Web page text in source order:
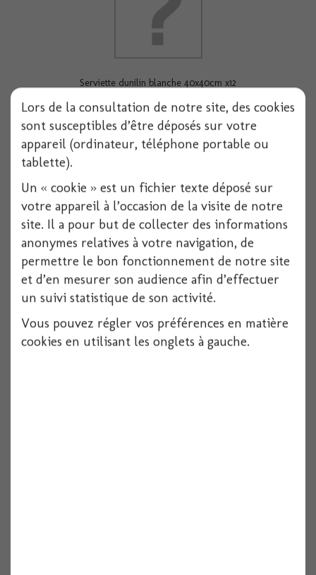
Serviette dunilin blanche 40x40cm x12
12 pièces
Voir
Serviette dunilin bleu vif 40x40cm x12
Lors de la consultation de notre site, des cookies
sont susceptibles d’être déposés sur votre
appareil (ordinateur, téléphone portable ou
tablette).
Un « cookie » est un fichier texte déposé sur
votre appareil à l’occasion de la visite de notre
site. Il a pour but de collecter des informations
anonymes relatives à votre navigation, de
permettre le bon fonctionnement de notre site
et d’en mesurer son audience afin d’effectuer
un suivi statistique de son activité.
Vous pouvez régler vos préférences en matière
cookies en utilisant les onglets à gauche.